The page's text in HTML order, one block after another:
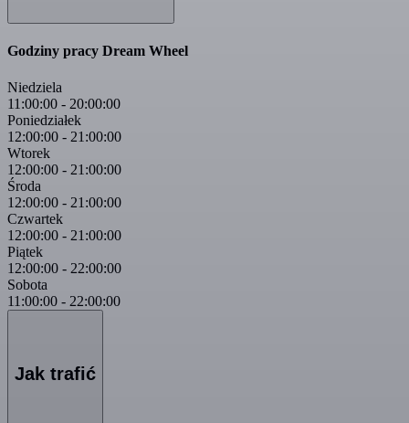
Godziny pracy Dream Wheel
Niedziela
11:00:00 - 20:00:00
Poniedziałek
12:00:00 - 21:00:00
Wtorek
12:00:00 - 21:00:00
Środa
12:00:00 - 21:00:00
Czwartek
12:00:00 - 21:00:00
Piątek
12:00:00 - 22:00:00
Sobota
11:00:00 - 22:00:00
Jak trafić